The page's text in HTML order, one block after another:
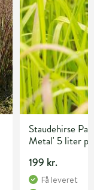
Staudehirse
Metal' 5 liter
199 kr.
Få leveret